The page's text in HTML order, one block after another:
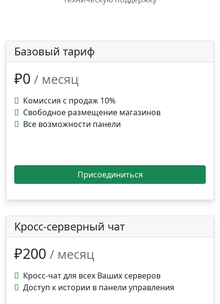
Базовый тариф
₽0 / месяц
Комиссия с продаж 10%
Свободное размещение магазинов
Все возможности панели
Присоединиться
Кросс-серверный чат
₽200 / месяц
Кросс-чат для всех Ваших серверов
Доступ к истории в панели управления